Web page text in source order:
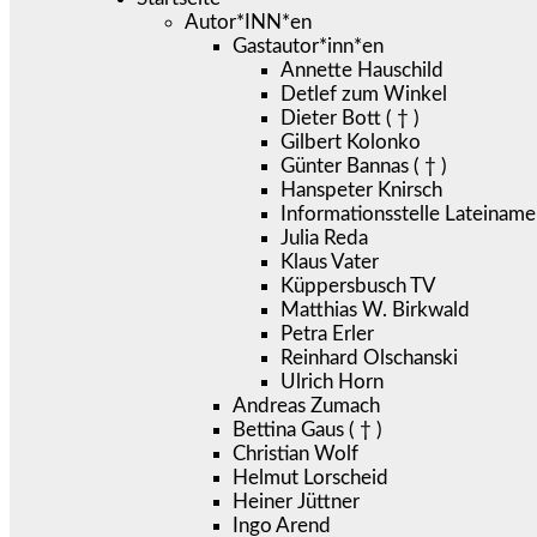
Autor*INN*en
Gastautor*inn*en
Annette Hauschild
Detlef zum Winkel
Dieter Bott ( † )
Gilbert Kolonko
Günter Bannas ( † )
Hanspeter Knirsch
Informationsstelle
Julia Reda
Klaus Vater
Küppersbusch TV
Matthias W. Birkwald
Petra Erler
Reinhard Olschanski
Ulrich Horn
Andreas Zumach
Bettina Gaus ( † )
Christian Wolf
Helmut Lorscheid
Heiner Jüttner
Ingo Arend